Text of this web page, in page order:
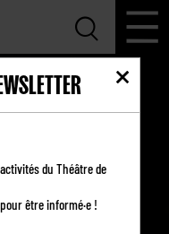
du Théâtre de
être informé·e !